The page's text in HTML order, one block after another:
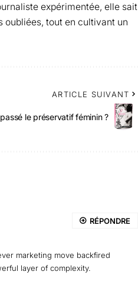
expérimentée, elle sait
tout en cultivant un
ARTICLE SUIVANT
le préservatif féminin ?
marketing move backfired
layer of complexity.
RÉPONDRE